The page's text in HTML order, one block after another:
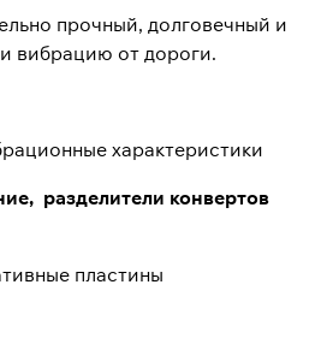
прочный, долговечный и
вибрацию от дороги.
характеристики
разделители конвертов
пластины